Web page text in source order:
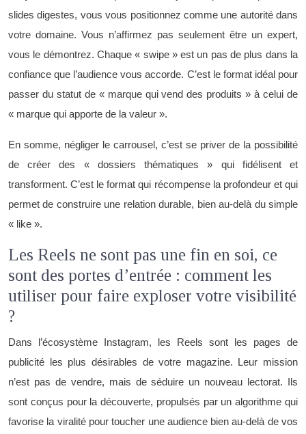
slides digestes, vous vous positionnez comme une autorité dans
votre domaine. Vous n’affirmez pas seulement être un expert,
vous le démontrez. Chaque « swipe » est un pas de plus dans la
confiance que l’audience vous accorde. C’est le format idéal pour
passer du statut de « marque qui vend des produits » à celui de
« marque qui apporte de la valeur ».
En somme, négliger le carrousel, c’est se priver de la possibilité
de créer des « dossiers thématiques » qui fidélisent et
transforment. C’est le format qui récompense la profondeur et qui
permet de construire une relation durable, bien au-delà du simple
« like ».
Les Reels ne sont pas une fin en soi, ce
sont des portes d’entrée : comment les
utiliser pour faire exploser votre visibilité
?
Dans l’écosystème Instagram, les Reels sont les pages de
publicité les plus désirables de votre magazine. Leur mission
n’est pas de vendre, mais de séduire un nouveau lectorat. Ils
sont conçus pour la découverte, propulsés par un algorithme qui
favorise la viralité pour toucher une audience bien au-delà de vos